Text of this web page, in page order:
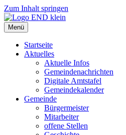
Zum Inhalt springen
Menü
Startseite
Aktuelles
Aktuelle Infos
Gemeindenachrichten
Digitale Amtstafel
Gemeindekalender
Gemeinde
Bürgermeister
Mitarbeiter
offene Stellen